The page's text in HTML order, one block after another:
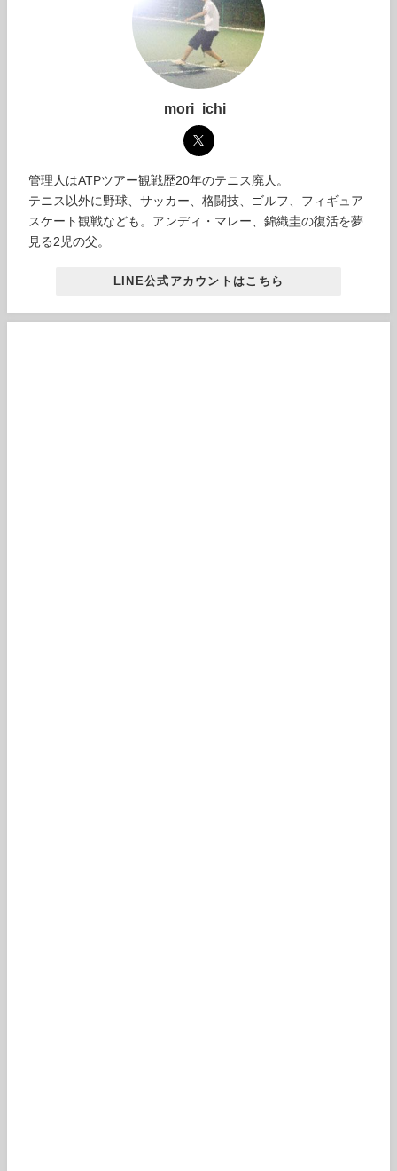
mori_ichi_
管理人はATPツアー観戦歴20年のテニス廃人。
テニス以外に野球、サッカー、格闘技、ゴルフ、フィギュア
スケート観戦なども。アンディ・マレー、錦織圭の復活を夢
見る2児の父。
LINE公式アカウントはこちら